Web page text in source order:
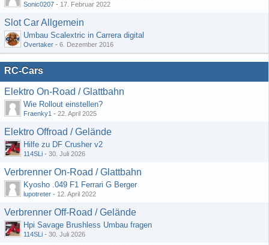
Sonic0207 - 17. Februar 2022
Slot Car Allgemein
Umbau Scalextric in Carrera digital
Overtaker - 6. Dezember 2016
RC-Cars
Elektro On-Road / Glattbahn
Wie Rollout einstellen?
Fraenky1 - 22. April 2025
Elektro Offroad / Gelände
Hilfe zu DF Crusher v2
114SLi - 30. Juli 2026
Verbrenner On-Road / Glattbahn
Kyosho .049 F1 Ferrari G Berger
lupotreter - 12. April 2022
Verbrenner Off-Road / Gelände
Hpi Savage Brushless Umbau fragen
114SLi - 30. Juli 2026